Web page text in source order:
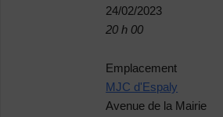
24/02/2023
20 h 00
Emplacement
MJC d'Espaly
Avenue de la Mairie